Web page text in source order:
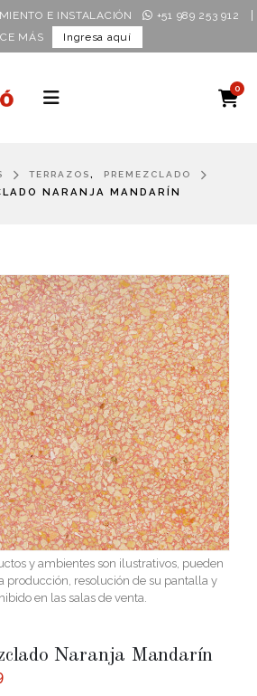
E INSTALACIÓN +51 989 253 912
MÁS Ingresa aquí
0
TERRAZOS, PREMEZCLADO
NARANJA MANDARÍN
y ambientes son ilustrativos, pueden
producción, resolución de su pantalla y
en las salas de venta.
Naranja Mandarín
Rango